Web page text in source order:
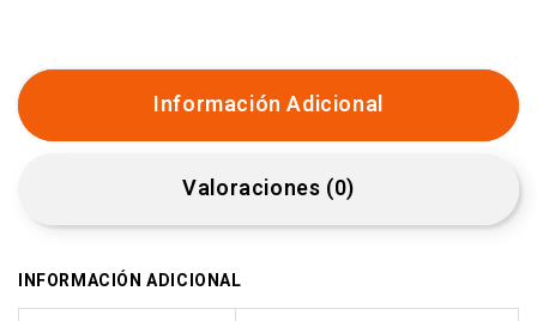
Información Adicional
Valoraciones (0)
INFORMACIÓN ADICIONAL